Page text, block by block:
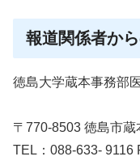
報道関係者か
徳島大学蔵本事務部
〒770-8503 徳島市
TEL：088-633- 9116